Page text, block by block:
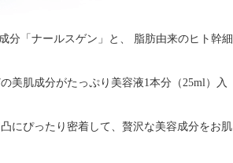
分「ナールスゲン」と、 脂肪由来のヒト幹細
美肌成分がたっぷり美容液1本分（25ml）入
にぴったり密着して、贅沢な美容成分をお肌